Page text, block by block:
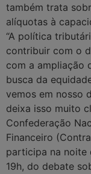
também trata
alíquotas à
“A política
contribuir com o
com a ampliação
busca da
vemos em nosso
deixa isso muito
Confederação
Financeiro
participa na noite
19h, do debate